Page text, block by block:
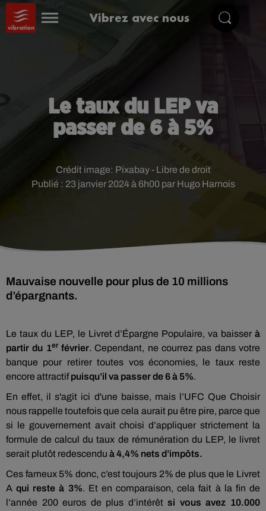
Vibrez avec nous
Le taux du LEP va
passer de 6 à 5%
Publié : 23 janvier 2024 à 6h00 par Hugo Harnois
Crédit image: Pixabay - Libre de droit
Mauvaise nouvelle pour plus de 10 millions
d’épargnants.
Le taux du LEP, le Livret d’Épargne Populaire, va baisser à
partir du 1erfévrier. Cependant, ne courrez pas dans votre
banque pour retirer toutes vos économies, le taux reste
encore attractifpuisqu’il va passer de 6 à 5%.
En effet, il s'agit ici d'une baisse, mais l’UFC Que Choisir
nous rappelle toutefois que cela aurait pu être pire, parce que
si le gouvernement avait choisi d’appliquer strictement la
formule de calcul du taux de rémunération du LEP, le livret
serait plutôt redescendu à 4,4% nets d’impôts.
Ces fameux 5% donc, c’est toujours 2% de plus que le Livret
Aqui reste à 3%. Et en comparaison, cela fait à la fin de
l’année 200 euros de plus d’intérêtsi vous avez 10.000